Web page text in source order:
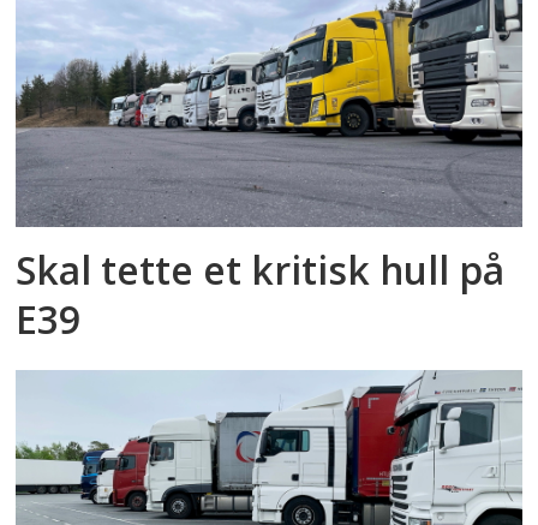
Skal tette et kritisk hull på
E39